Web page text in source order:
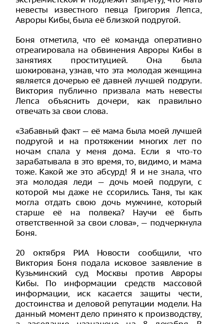
невесты известного певца Григория Лепса,
Авроры Кибы, была её близкой подругой.
Боня отметила, что её команда оперативно
отреагировала на обвинения Авроры Кибы в
занятиях проституцией. Она была
шокирована, узнав, что эта молодая женщина
является дочерью её давней лучшей подруги.
Виктория публично призвала мать невесты
Лепса объяснить дочери, как правильно
отвечать за свои слова.
«Забавный факт — её мама была моей лучшей
подругой и на протяжении многих лет по
ночам спала у меня дома. Если я что-то
зарабатывала в это время, то, видимо, и мама
тоже. Какой же это абсурд! Я и не знала, что
эта молодая леди — дочь моей подруги, с
которой мы даже не ссорились. Таня, ты как
могла отдать свою дочь мужчине, который
старше её на полвека? Научи её быть
ответственной за свои слова», — подчеркнула
Боня.
20 октября РИА Новости сообщили, что
Виктория Боня подала исковое заявление в
Кузьминский суд Москвы против Авроры
Кибы. По информации средств массовой
информации, иск касается защиты чести,
достоинства и деловой репутации модели. На
данный момент дело принято к производству,